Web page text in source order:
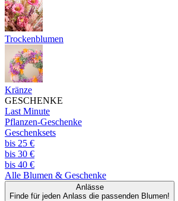
Trockenblumen
Kränze
GESCHENKE
Last Minute
Pflanzen-Geschenke
Geschenksets
bis 25 €
bis 30 €
bis 40 €
Alle Blumen & Geschenke
Anlässe
Finde für jeden Anlass die passenden Blumen!